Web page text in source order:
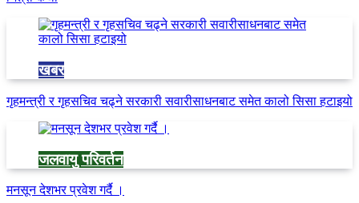
खबर
गृहमन्त्री र गृहसचिव चढ्ने सरकारी सवारीसाधनबाट समेत कालो सिसा हटाइयो
जलवायु परिवर्तन
मनसून देशभर प्रवेश गर्दै ।